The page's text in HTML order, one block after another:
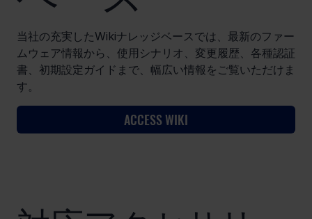
当社の充実したWikiナレッジベースでは、最新のファー
ムウェア情報から、使用シナリオ、変更履歴、各種認証
書、初期設定ガイドまで、幅広い情報をご覧いただけま
す。
ACCESS WIKI